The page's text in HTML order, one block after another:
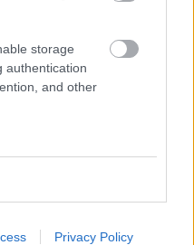
storage
authentication
and other
Privacy Policy
elmosódik a
–